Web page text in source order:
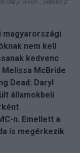
Daryl Dixon _ Season 2
magyarországi
nem kell
kedvenc
McBride
Dead: Daryl
államokbeli
n. Emellett a
is megérkezik